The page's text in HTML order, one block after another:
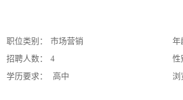
职位类别：
市场营销
招聘人数：
4
学历要求：
高中
年
性
浏